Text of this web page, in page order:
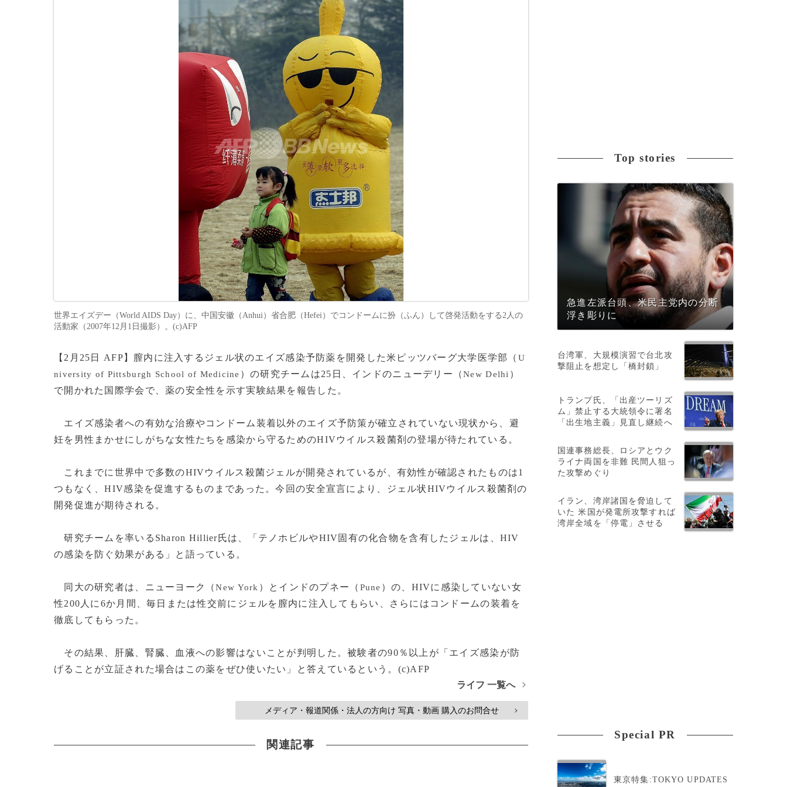
世界エイズデー（World AIDS Day）に、中国安徽（Anhui）省合肥（Hefei）でコンドームに扮（ふん）して啓発活動をする2人の
活動家（2007年12月1日撮影）。(c)AFP
【2月25日 AFP】膣内に注入するジェル状のエイズ感染予防薬を開発した米ピッツバーグ大学医学部（ U
niversity of Pittsburgh School of Medicine ）の研究チームは25日、インドのニューデリー（New Delhi ）
で開かれた国際学会で、薬の安全性を示す実験結果を報告した。
エイズ感染者への有効な治療やコンドーム装着以外のエイズ予防策が確立されていない現状から、避
妊を男性まかせにしがちな女性たちを感染から守るためのHIVウイルス殺菌剤の登場が待たれている。
これまでに世界中で多数のHIVウイルス殺菌ジェルが開発されているが、有効性が確認されたものは1
つもなく、HIV感染を促進するものまであった。今回の安全宣言により、ジェル状HIVウイルス殺菌剤の
開発促進が期待される。
研究チームを率いるSharon Hillier氏は、「テノホビルやHIV固有の化合物を含有したジェルは、HIV
の感染を防ぐ効果がある」と語っている。
同大の研究者は、ニューヨーク（New York ）とインドのプネー（ Pune ）の、HIVに感染していない女
性200人に6か月間、毎日または性交前にジェルを膣内に注入してもらい、さらにはコンドームの装着を
徹底してもらった。
その結果、肝臓、腎臓、血液への影響はないことが判明した。被験者の90％以上が「エイズ感染が防
げることが立証された場合はこの薬をぜひ使いたい」と答えているという。(c)AFP
ライフ 一覧へ
>
メディア・報道関係・法人の方向け 写真・動画 購入のお問合せ >
関連記事
Top stories
急進左派台頭、米民主党内の分断
浮き彫りに
台湾軍、大規模演習で台北攻
撃阻止を想定し「橋封鎖」
トランプ氏、「出産ツーリズ
ム」禁止する大統領令に署名
「出生地主義」見直し継続へ
国連事務総長、ロシアとウク
ライナ両国を非難 民間人狙っ
た攻撃めぐり
イラン、湾岸諸国を脅迫して
いた 米国が発電所攻撃すれば
湾岸全域を「停電」させる
Special PR
東京特集:TOKYO UPDATES